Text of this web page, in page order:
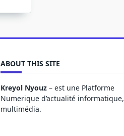
ABOUT THIS SITE
Kreyol Nyouz – est une Platforme
Numerique d’actualité informatique,
multimédia.